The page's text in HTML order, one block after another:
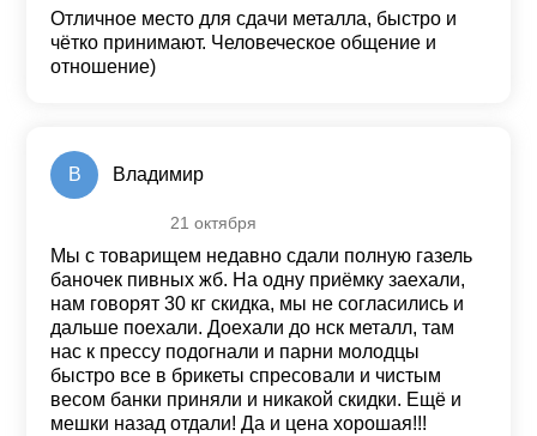
Отличное место для сдачи металла, быстро и
чётко принимают. Человеческое общение и
отношение)
В Владимир
21 октября
Мы с товарищем недавно сдали полную газель
баночек пивных жб. На одну приёмку заехали,
нам говорят 30 кг скидка, мы не согласились и
дальше поехали. Доехали до нск металл, там
нас к прессу подогнали и парни молодцы
быстро все в брикеты спресовали и чистым
весом банки приняли и никакой скидки. Ещё и
мешки назад отдали! Да и цена хорошая!!!